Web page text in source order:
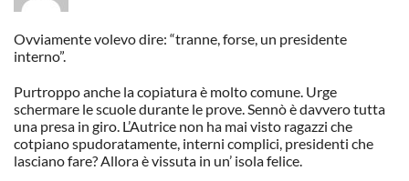
Ovviamente volevo dire: “tranne, forse, un presidente
interno”.
Purtroppo anche la copiatura è molto comune. Urge
schermare le scuole durante le prove. Sennò è davvero tutta
una presa in giro. L’Autrice non ha mai visto ragazzi che
cotpiano spudoratamente, interni complici, presidenti che
lasciano fare? Allora è vissuta in un’ isola felice.